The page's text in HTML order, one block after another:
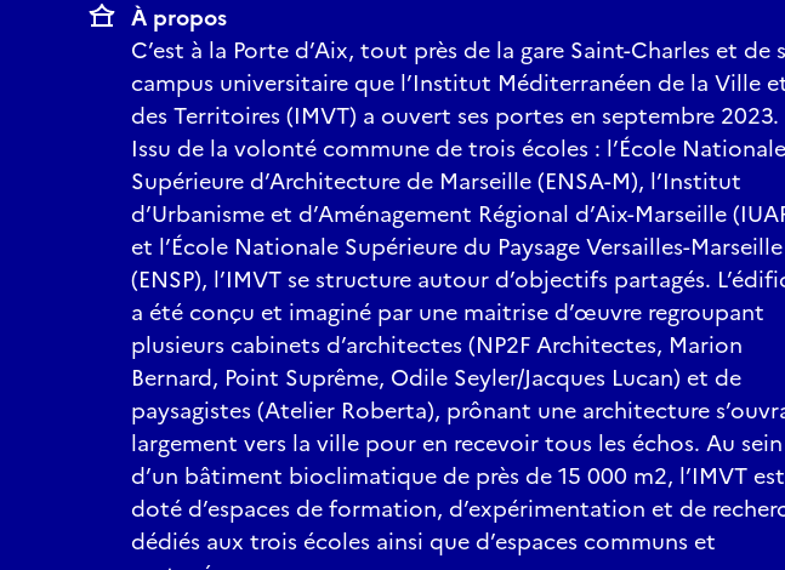
À propos
C’est à la Porte d’Aix, tout près de la gare Saint-Charles et de
campus universitaire que l’Institut Méditerranéen de la Ville
des Territoires (IMVT) a ouvert ses portes en septembre 2023.
Issu de la volonté commune de trois écoles : l’École Nationale
Supérieure d’Architecture de Marseille (ENSA-M), l’Institut
d’Urbanisme et d’Aménagement Régional d’Aix-Marseille
et l’École Nationale Supérieure du Paysage Versailles-Marseille
(ENSP), l’IMVT se structure autour d’objectifs partagés.
a été conçu et imaginé par une maitrise d’œuvre regroupant
plusieurs cabinets d’architectes (NP2F Architectes, Marion
Bernard, Point Suprême, Odile Seyler/Jacques Lucan) et de
paysagistes (Atelier Roberta), prônant une architecture
largement vers la ville pour en recevoir tous les échos. Au sein
d’un bâtiment bioclimatique de près de 15 000 m2, l’IMVT est
doté d’espaces de formation, d’expérimentation et de
dédiés aux trois écoles ainsi que d’espaces communs et